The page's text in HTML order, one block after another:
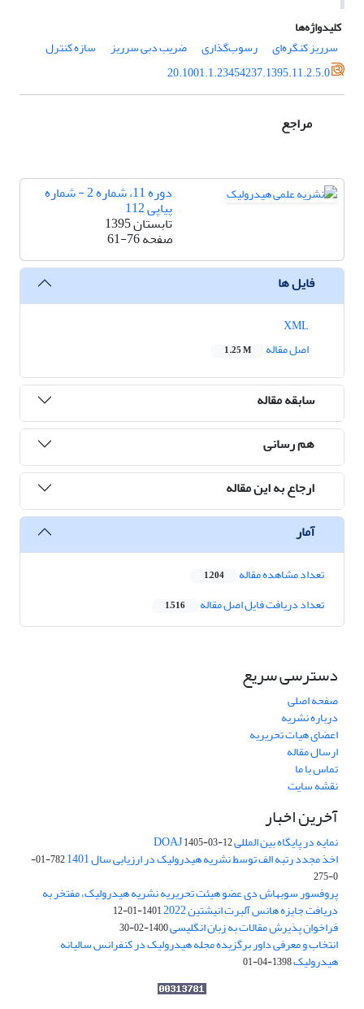
کلیدواژه‌ها
سرریز کنگره‌ای
رسوب‌گذاری ضریب دبی سرریز
سازه کنترل
20.1001.1.23454237.1395.11.2.5.0
مراجع
دوره 11، شماره 2 - شماره
پیاپی 112
تابستان 1395
صفحه61-76
فایل ها
اصل مقاله
1.25 M
سابقه مقاله
هم رسانی
ارجاع به این مقاله
آمار
تعداد مشاهده مقاله 1,204
تعداد دریافت فایل اصل مقاله 1,516
دسترسی سریع
صفحه اصلی
درباره نشریه
اعضای هیات تحریریه
ارسال مقاله
تماس با ما
نقشه سایت
آخرین اخبار
نمایه در پایگاه بین المللی DOAJ1405-03-12
اخذ مجدد رتبه الف توسط نشریه هیدرولیک در ارزیابی سال 1401
782-01-
0-275
پروفسور سوبهاش دی عضو هیئت تحریریه نشریه هیدرولیک، مفتخر به
دریافت جایزه هانس آلبرت انیشتین 2022 1401-01-12
فراخوان پذیرش مقالات به زبان انگلیسی1400-02-30
انتخاب و معرفی داور برگزیده مجله هیدرولیک در کنفرانس سالیانه
هیدرولیک1398-04-01